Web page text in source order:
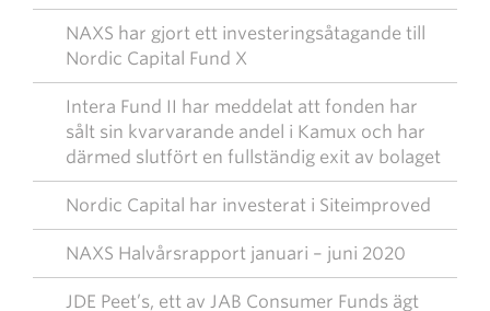
NAXS har gjort ett investeringsåtagande till
Nordic Capital Fund X
Intera Fund II har meddelat att fonden har
sålt sin kvarvarande andel i Kamux och har
därmed slutfört en fullständig exit av bolaget
Nordic Capital har investerat i Siteimproved
NAXS Halvårsrapport januari – juni 2020
JDE Peet’s, ett av JAB Consumer Funds ägt